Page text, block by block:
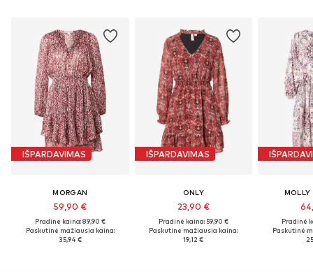
IŠPARDAVIMAS
MORGAN
59,90 €
Pradinė kaina: 89,90 €
Paskutinė mažiausia kaina:
35,94 €
IŠPARDAVIMAS
ONLY
23,90 €
Pradinė kaina: 59,90 €
Paskutinė mažiausia kaina:
19,12 €
MOLLY
Pradinė
Paskutinė